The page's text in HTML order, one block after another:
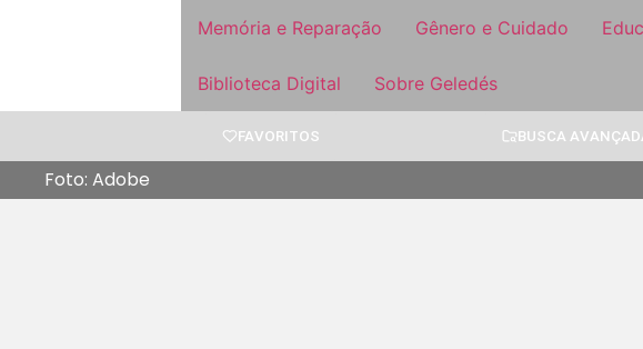
Memória e Reparação Gênero e Cuidado
Biblioteca Digital Sobre Geledés
FAVORITOS BUSCA
Foto: Adobe